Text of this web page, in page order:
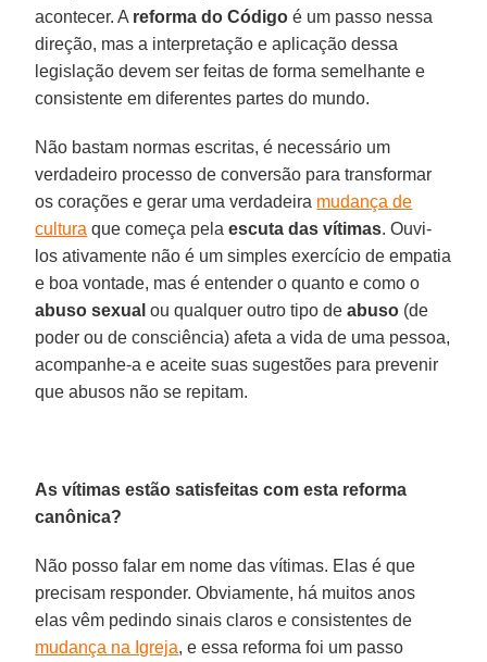
acontecer. A reforma do Código é um passo nessa
direção, mas a interpretação e aplicação dessa
legislação devem ser feitas de forma semelhante e
consistente em diferentes partes do mundo.
Não bastam normas escritas, é necessário um
verdadeiro processo de conversão para transformar
os corações e gerar uma verdadeira mudança de
cultura que começa pelaescuta das vítimas. Ouvi-
los ativamente não é um simples exercício de empatia
e boa vontade, mas é entender o quanto e como o
abuso sexual ou qualquer outro tipo deabuso (de
poder ou de consciência) afeta a vida de uma pessoa,
acompanhe-a e aceite suas sugestões para prevenir
que abusos não se repitam.
As vítimas estão satisfeitas com esta reforma
canônica?
Não posso falar em nome das vítimas. Elas é que
precisam responder. Obviamente, há muitos anos
elas vêm pedindo sinais claros e consistentes de
mudança na Igreja, e essa reforma foi um passo